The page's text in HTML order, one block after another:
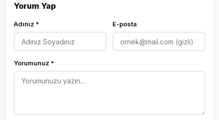
Yorum Yap
Adınız * E-posta
Yorumunuz *